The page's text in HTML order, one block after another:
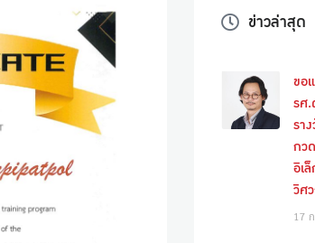
ข่าวล่าสุด
ขอ
รศ
รา
กว
อิเ
วิศ
17